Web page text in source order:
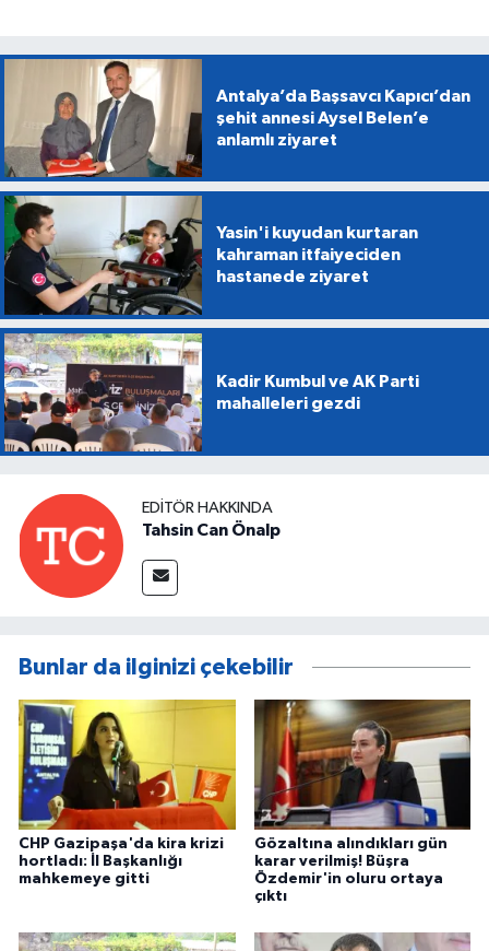
Antalya’da Başsavcı Kapıcı’dan
şehit annesi Aysel Belen’e
anlamlı ziyaret
Yasin'i kuyudan kurtaran
kahraman itfaiyeciden
hastanede ziyaret
Kadir Kumbul ve AK Parti
mahalleleri gezdi
EDITÖR HAKKINDA
Tahsin Can Önalp
Bunlar da ilginizi çekebilir
CHP Gazipaşa'da kira krizi
hortladı: İl Başkanlığı
mahkemeye gitti
Gözaltına alındıkları gün
karar verilmiş! Büşra
Özdemir'in oluru ortaya
çıktı